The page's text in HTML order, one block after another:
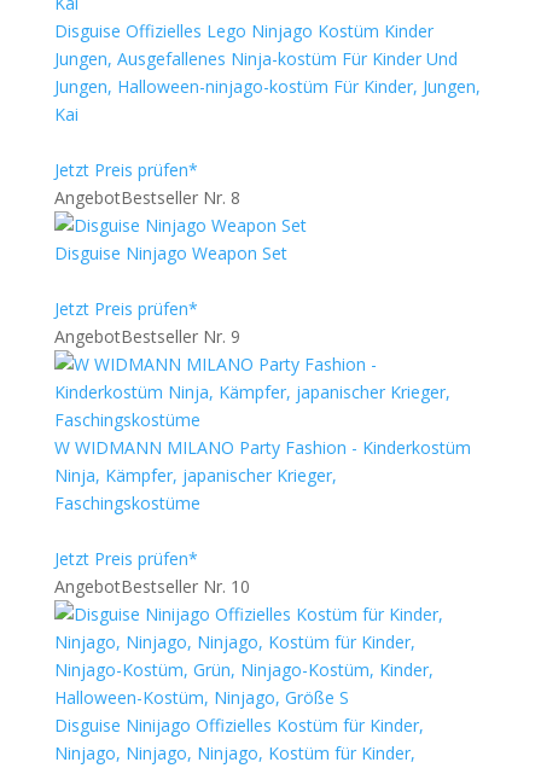
Disguise Offizielles Lego Ninjago Kostüm Kinder
Jungen, Ausgefallenes Ninja-kostüm Für Kinder Und
Jungen, Halloween-ninjago-kostüm Für Kinder, Jungen,
Kai
Jetzt Preis prüfen*
AngebotBestseller Nr. 8
Disguise Ninjago Weapon Set
Jetzt Preis prüfen*
AngebotBestseller Nr. 9
W WIDMANN MILANO Party Fashion - Kinderkostüm
Ninja, Kämpfer, japanischer Krieger,
Faschingskostüme
Jetzt Preis prüfen*
AngebotBestseller Nr. 10
Disguise Ninijago Offizielles Kostüm für Kinder,
Ninjago, Ninjago, Ninjago, Kostüm für Kinder,